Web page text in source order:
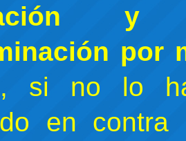
por
, si no lo
en contra